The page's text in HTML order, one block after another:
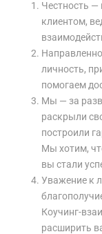
Честность —
клиентом,
личность,
помогаем
Мы — за
раскрыли
построили
Мы хотим,
вы стали
Уважение к
Коучинг-
расширить